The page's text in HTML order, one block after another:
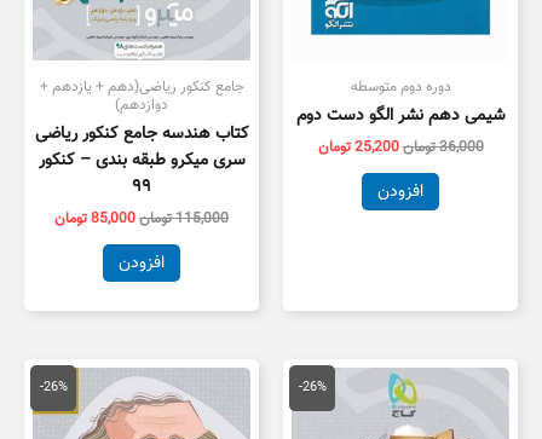
دوره دوم متوسطه
شیمی دهم نشر الگو دست دوم
36,000تومان25,200تومان
افزودن
جامع کنکور ریاضی(دهم + یازدهم +
دوازدهم)
کتاب هندسه جامع کنکور ریاضی
سری میکرو طبقه بندی – کنکور
۹۹
115,000تومان85,000تومان
افزودن
-26%
قیمت
اصلی
99,000 تومان
بود.
قیمت
فعلی
-26%
قیمت
اصلی
149,000 تومان
بود.
قیمت
فعلی
است.